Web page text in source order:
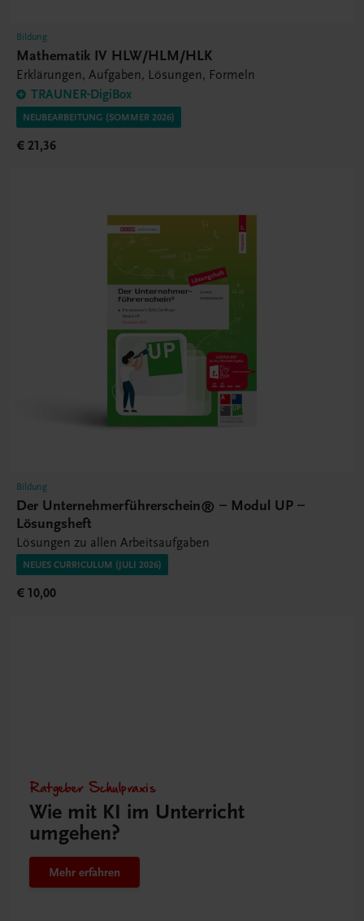
Bildung
Mathematik IV HLW/HLM/HLK
Erklärungen, Aufgaben, Lösungen, Formeln
TRAUNER-DigiBox
NEUBEARBEITUNG (SOMMER 2026)
€ 21,36
Bildung
Der Unternehmerführerschein® – Modul UP –
Lösungsheft
Lösungen zu allen Arbeitsaufgaben
NEUES CURRICULUM (JULI 2026)
€ 10,00
Ratgeber Schulpraxis
Wie mit KI im Unterricht
umgehen?
Mehr erfahren